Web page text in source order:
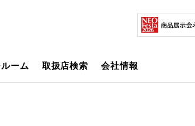
ーム 取扱店検索 会社情報